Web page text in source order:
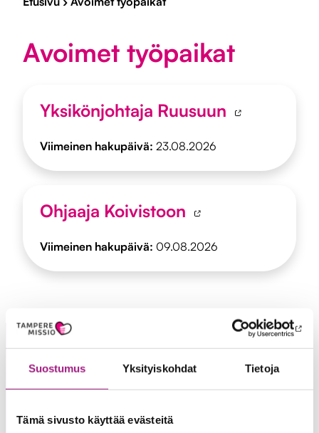
Suostumus Yksityiskohdat Tietoja
Tämä sivusto käyttää evästeitä
Avoimet työpaikat
Yksikönjohtaja Ruusuun
Viimeinen hakupäivä: 23.08.2026
Ohjaaja Koivistoon
Viimeinen hakupäivä: 09.08.2026